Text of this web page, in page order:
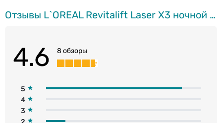
Отзывы L`OREAL Revitalift Laser X3 ночной крем против морщин, 50мл
4.6 8 обзоры
5
4
3